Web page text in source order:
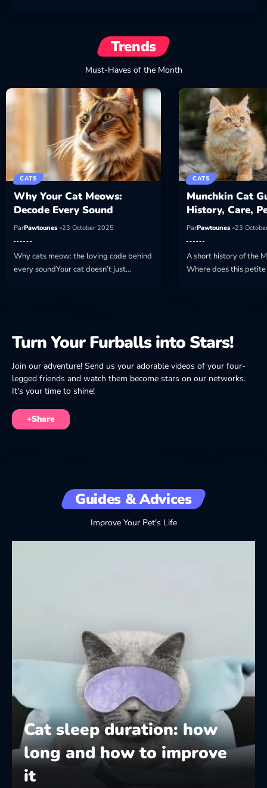
Trends
Must-Haves of the Month
CATS
Why Your Cat Meows:
Decode Every Sound
ParPawtounes 23 October 2025
Why cats meow: the loving code behind
every soundYour cat doesn’t just…
CATS
Munchkin Cat
History, Care,
ParPawtounes 23
A short history of the
Where does this
Turn Your Furballs into Stars!
Join our adventure! Send us your adorable videos of your four-
legged friends and watch them become stars on our networks.
It's your time to shine!
+Share
Guides & Advices
Improve Your Pet's Life
Cat sleep duration: how
long and how to improve
it